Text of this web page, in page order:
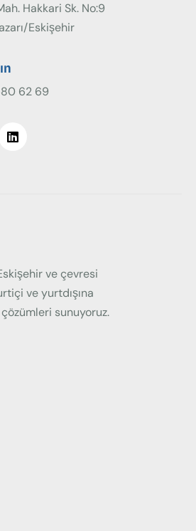
Hakkari Sk. No:9
Eskişehir
62 69
ve çevresi
ve yurtdışına
sunuyoruz.